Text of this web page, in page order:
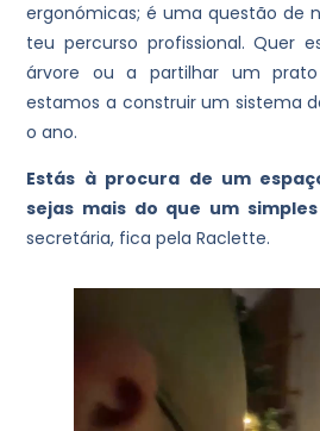
ergonómicas; é uma questão de
teu percurso profissional. Quer
árvore ou a partilhar um
estamos a construir um sistema
o ano.
Estás à procura de um
sejas mais do que um
secretária, fica pela Raclette.